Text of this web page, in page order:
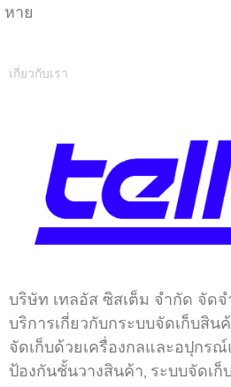
หาย
เกี่ยวกับเรา
บริษัท เทลอัส ซิสเต็ม จำกัด จั
บริการเกี่ยวกับกระบบจัดเก็บสิน
จัดเก็บด้วยเครื่องกลและอปุกร
ป้องกันชั้นวางสินค้า, ระบบจัดเ